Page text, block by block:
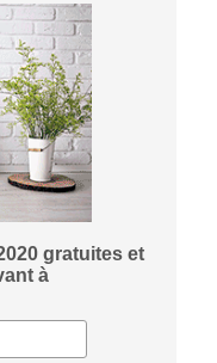
gratuites et
à